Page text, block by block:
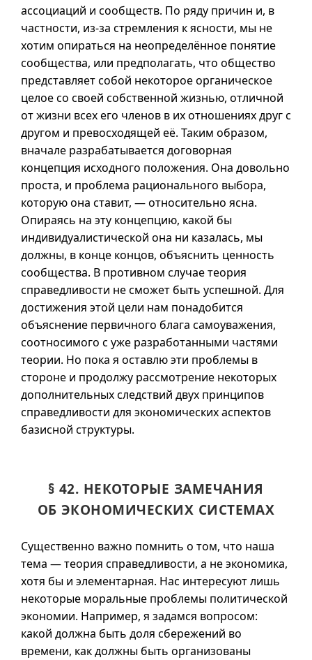
ассоциаций и сообществ. По ряду причин и, в
частности, из-за стремления к ясности, мы не
хотим опираться на неопределённое понятие
сообщества, или предполагать, что общество
представляет собой некоторое органическое
целое со своей собственной жизнью, отличной
от жизни всех его членов в их отношениях друг с
другом и превосходящей её. Таким образом,
вначале разрабатывается договорная
концепция исходного положения. Она довольно
проста, и проблема рационального выбора,
которую она ставит, — относительно ясна.
Опираясь на эту концепцию, какой бы
индивидуалистической она ни казалась, мы
должны, в конце концов, объяснить ценность
сообщества. В противном случае теория
справедливости не сможет быть успешной. Для
достижения этой цели нам понадобится
объяснение первичного блага самоуважения,
соотносимого с уже разработанными частями
теории. Но пока я оставлю эти проблемы в
стороне и продолжу рассмотрение некоторых
дополнительных следствий двух принципов
справедливости для экономических аспектов
базисной структуры.
§ 42. НЕКОТОРЫЕ ЗАМЕЧАНИЯ
ОБ ЭКОНОМИЧЕСКИХ СИСТЕМАХ
Существенно важно помнить о том, что наша
тема — теория справедливости, а не экономика,
хотя бы и элементарная. Нас интересуют лишь
некоторые моральные проблемы политической
экономии. Например, я задамся вопросом:
какой должна быть доля сбережений во
времени, как должны быть организованы